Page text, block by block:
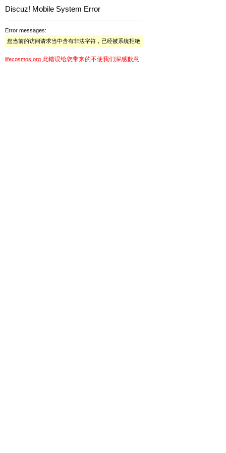
Discuz! Mobile System Error
Error messages:
您当前的访问请求当中含有非法字符，已经被系统拒绝
lifecosmos.org 此错误给您带来的不便我们深感歉意